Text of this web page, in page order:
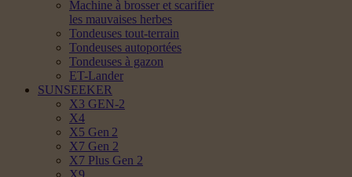
Machine à brosser et scarifier
les mauvaises herbes
Tondeuses tout-terrain
Tondeuses autoportées
Tondeuses à gazon
ET-Lander
SUNSEEKER
X3 GEN-2
X4
X5 Gen 2
X7 Gen 2
X7 Plus Gen 2
X9